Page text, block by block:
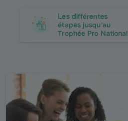
Les différentes
étapes jusqu'au
Trophée Pro National